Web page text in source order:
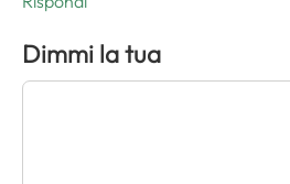
Dimmi la tua